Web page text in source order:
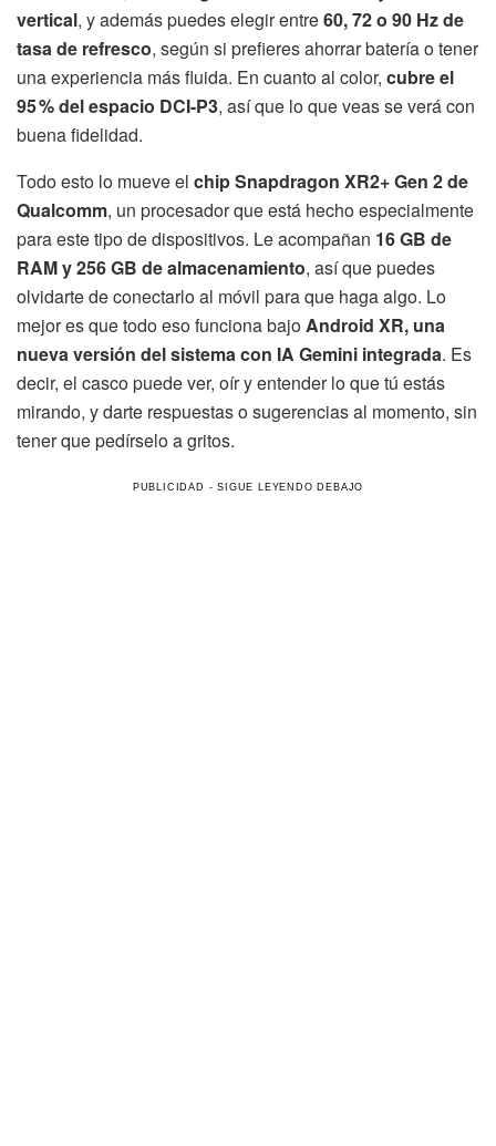
vertical, y además puedes elegir entre60, 72 o 90 Hz de
tasa de refresco, según si prefieres ahorrar batería o tener
una experiencia más fluida. En cuanto al color, cubre el
95 % del espacio DCI-P3, así que lo que veas se verá con
buena fidelidad.
Todo esto lo mueve el chip Snapdragon XR2+ Gen 2 de
Qualcomm, un procesador que está hecho especialmente
para este tipo de dispositivos. Le acompañan 16 GB de
RAM y 256 GB de almacenamiento, así que puedes
olvidarte de conectarlo al móvil para que haga algo. Lo
mejor es que todo eso funciona bajoAndroid XR, una
nueva versión del sistema con IA Gemini integrada. Es
decir, el casco puede ver, oír y entender lo que tú estás
mirando, y darte respuestas o sugerencias al momento, sin
tener que pedírselo a gritos.